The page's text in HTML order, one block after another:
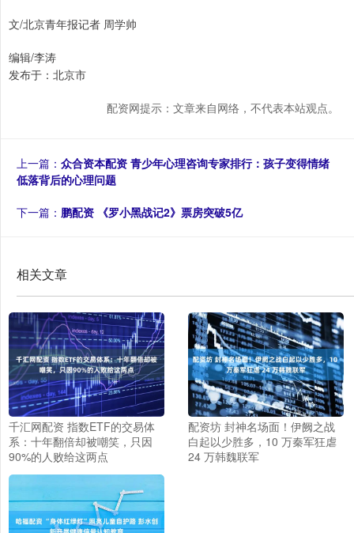
文/北京青年报记者 周学帅
编辑/李涛
发布于：北京市
配资网提示：文章来自网络，不代表本站观点。
上一篇： 众合资本配资 青少年心理咨询专家排行：孩子变得情绪
低落背后的心理问题
下一篇： 鹏配资 《罗小黑战记2》票房突破5亿
相关文章
千汇网配资 指数ETF的交易体
系：十年翻倍却被嘲笑，只因
90%的人败给这两点
配资坊 封神名场面！伊阙之战
白起以少胜多，10 万秦军狂虐
24 万韩魏联军